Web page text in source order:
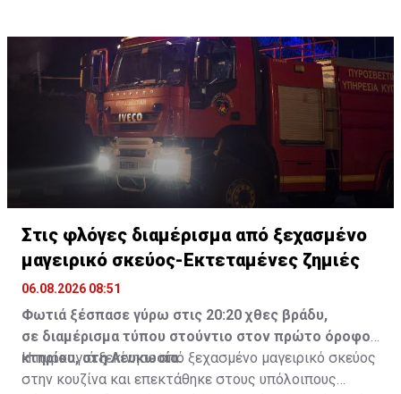
Στις φλόγες διαμέρισμα από ξεχασμένο
μαγειρικό σκεύος-Εκτεταμένες ζημιές
06.08.2026 08:51
Φωτιά ξέσπασε γύρω στις 20:20 χθες βράδυ,
σε διαμέρισμα τύπου στούντιο στον πρώτο όροφο
κτηρίου, στη Λευκωσία.
Η πυρκαγιά ξεκίνησε από ξεχασμένο μαγειρικό σκεύος
στην κουζίνα και επεκτάθηκε στους υπόλοιπους